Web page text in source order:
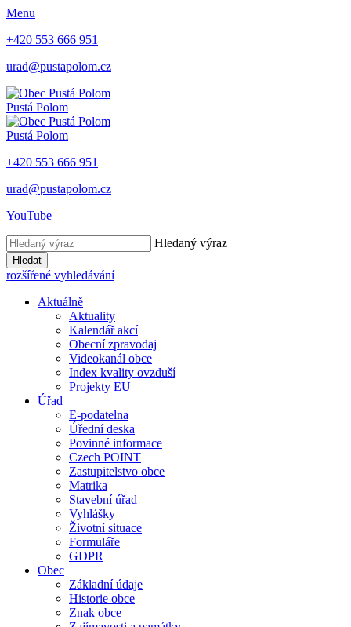
Menu
+420 553 666 951
urad@pustapolom.cz
Pustá Polom
Pustá Polom
+420 553 666 951
urad@pustapolom.cz
YouTube
Hledaný výraz
Hledat
rozšířené vyhledávání
Aktuálně
Aktuality
Kalendář akcí
Obecní zpravodaj
Videokanál obce
Index kvality ovzduší
Projekty EU
Úřad
E-podatelna
Úřední deska
Povinné informace
Czech POINT
Zastupitelstvo obce
Matrika
Stavební úřad
Vyhlášky
Životní situace
Formuláře
GDPR
Obec
Základní údaje
Historie obce
Znak obce